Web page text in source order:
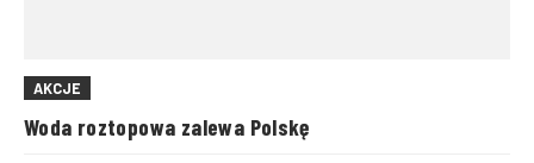
AKCJE
Woda roztopowa zalewa Polskę